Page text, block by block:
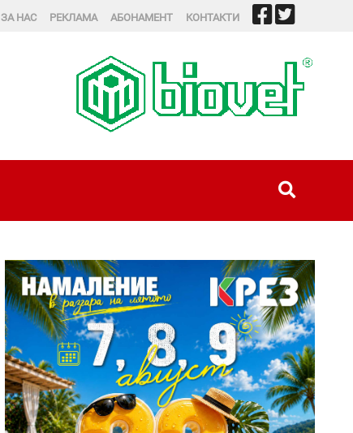
ЗА НАС РЕКЛАМА АБОНАМЕНТ КОНТАКТИ